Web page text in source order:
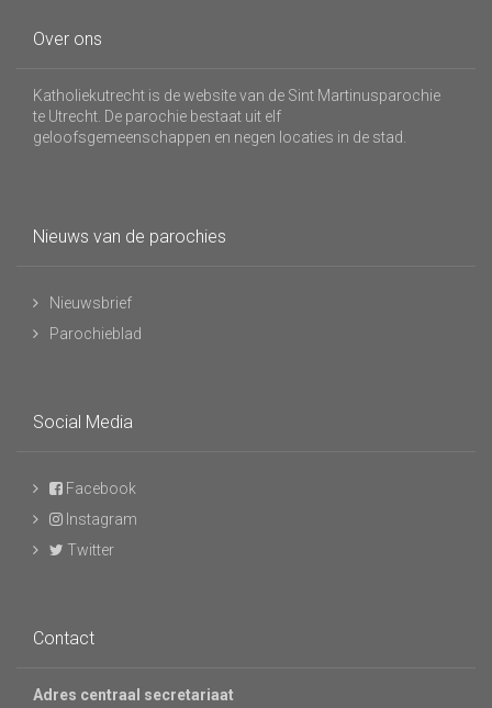
Over ons
Katholiekutrecht is de website van de Sint Martinusparochie
te Utrecht. De parochie bestaat uit elf
geloofsgemeenschappen en negen locaties in de stad.
Nieuws van de parochies
Nieuwsbrief
Parochieblad
Social Media
Facebook
Instagram
Twitter
Contact
Adres centraal secretariaat